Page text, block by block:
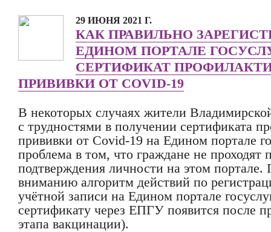
29 ИЮНЯ 2021 Г.
КАК ПРАВИЛЬНО
ЕДИНОМ ПОРТАЛЕ
СЕРТИФИКАТ
ПРИВИВКИ ОТ COVID-19
В некоторых случаях жители
с трудностями в получении сертификата
прививки от Covid-19 на Едином портале
проблема в том, что граждане не проходят
подтверждения личности на этом
вниманию алгоритм действий по
учётной записи на Едином портале
сертификату через ЕПГУ появится после
этапа вакцинации).